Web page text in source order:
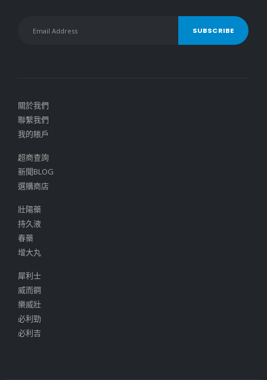
關於我們
聯繫我們
我的賬戶
超商查詢
新聞BLOG
選購商店
壯陽藥
持久液
春藥
增大丸
犀利士
威而鋼
樂威壯
必利勁
必利吉